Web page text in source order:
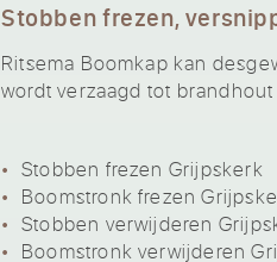
Stobben frezen,
Ritsema Boomkap kan
wordt verzaagd tot
Stobben frezen Grijpskerk
Boomstronk frezen
Stobben verwijderen
Boomstronk verwijderen